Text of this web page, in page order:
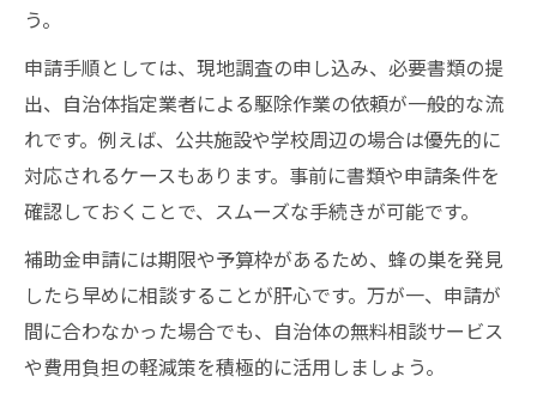
蜂駆除と忌避スプレーの効果比較結果
蜂駆除に木酢液やスプレーが効く理由
蜂駆除時の木酢液逆効果の事例に学ぶ
蜂駆除を促進する最適な使い分け術
う。
申請手順としては、現地調査の申し込み、必要書類の提
出、自治体指定業者による駆除作業の依頼が一般的な流
れです。例えば、公共施設や学校周辺の場合は優先的に
対応されるケースもあります。事前に書類や申請条件を
確認しておくことで、スムーズな手続きが可能です。
補助金申請には期限や予算枠があるため、蜂の巣を発見
したら早めに相談することが肝心です。万が一、申請が
間に合わなかった場合でも、自治体の無料相談サービス
や費用負担の軽減策を積極的に活用しましょう。